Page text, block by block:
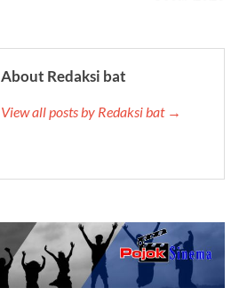
About Redaksi bat
View all posts by Redaksi bat →